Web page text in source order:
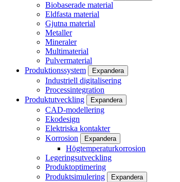
Biobaserade material
Eldfasta material
Gjutna material
Metaller
Mineraler
Multimaterial
Pulvermaterial
Produktionssystem
Expandera
Industriell digitalisering
Processintegration
Produktutveckling
Expandera
CAD-modellering
Ekodesign
Elektriska kontakter
Korrosion
Expandera
Högtemperaturkorrosion
Legeringsutveckling
Produktoptimering
Produktsimulering
Expandera